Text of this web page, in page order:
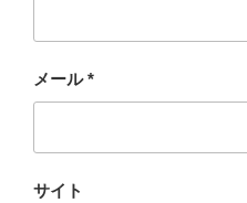
メール*
サイト